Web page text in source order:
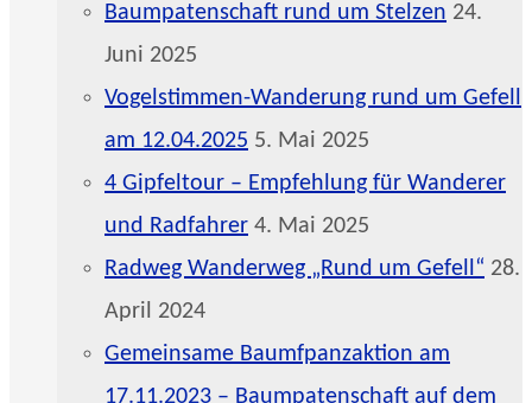
Baumpatenschaft rund um Stelzen 24.
Juni 2025
Vogelstimmen-Wanderung rund um Gefell
am 12.04.2025 5. Mai 2025
4 Gipfeltour – Empfehlung für Wanderer
und Radfahrer 4. Mai 2025
Radweg Wanderweg „Rund um Gefell“ 28.
April 2024
Gemeinsame Baumfpanzaktion am
17.11.2023 – Baumpatenschaft auf dem